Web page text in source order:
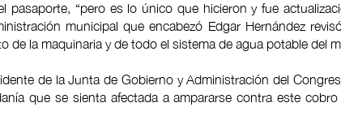
pasaporte, “pero es lo único que hicieron y fue
municipal que encabezó Edgar Hernández
de la maquinaria y de todo el sistema de agua potable del
de la Junta de Gobierno y Administración del
que se sienta afectada a ampararse contra este